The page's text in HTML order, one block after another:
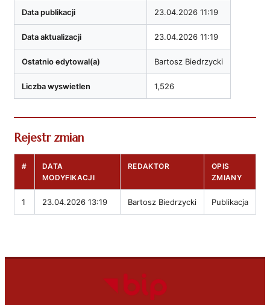
Data publikacji 23.04.2026 11:19
Data aktualizacji 23.04.2026 11:19
Ostatnio edytowal(a) Bartosz Biedrzycki
Liczba wyswietlen 1,526
Rejestr zmian
#
DATA
MODYFIKACJI
REDAKTOR
OPIS
ZMIANY
1 23.04.2026 13:19 Bartosz Biedrzycki Publikacja